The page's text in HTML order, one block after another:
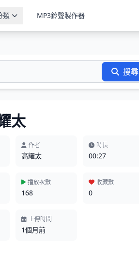
類 MP3鈴聲製作器
搜尋
太
作者
高耀太
時長
00:27
播放次數
168
收藏數
0
上傳時間
1個月前